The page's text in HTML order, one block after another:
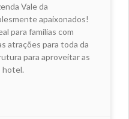
Vale da
apaixonados!
para famílias com
atrações para toda da
para aproveitar as
hotel.